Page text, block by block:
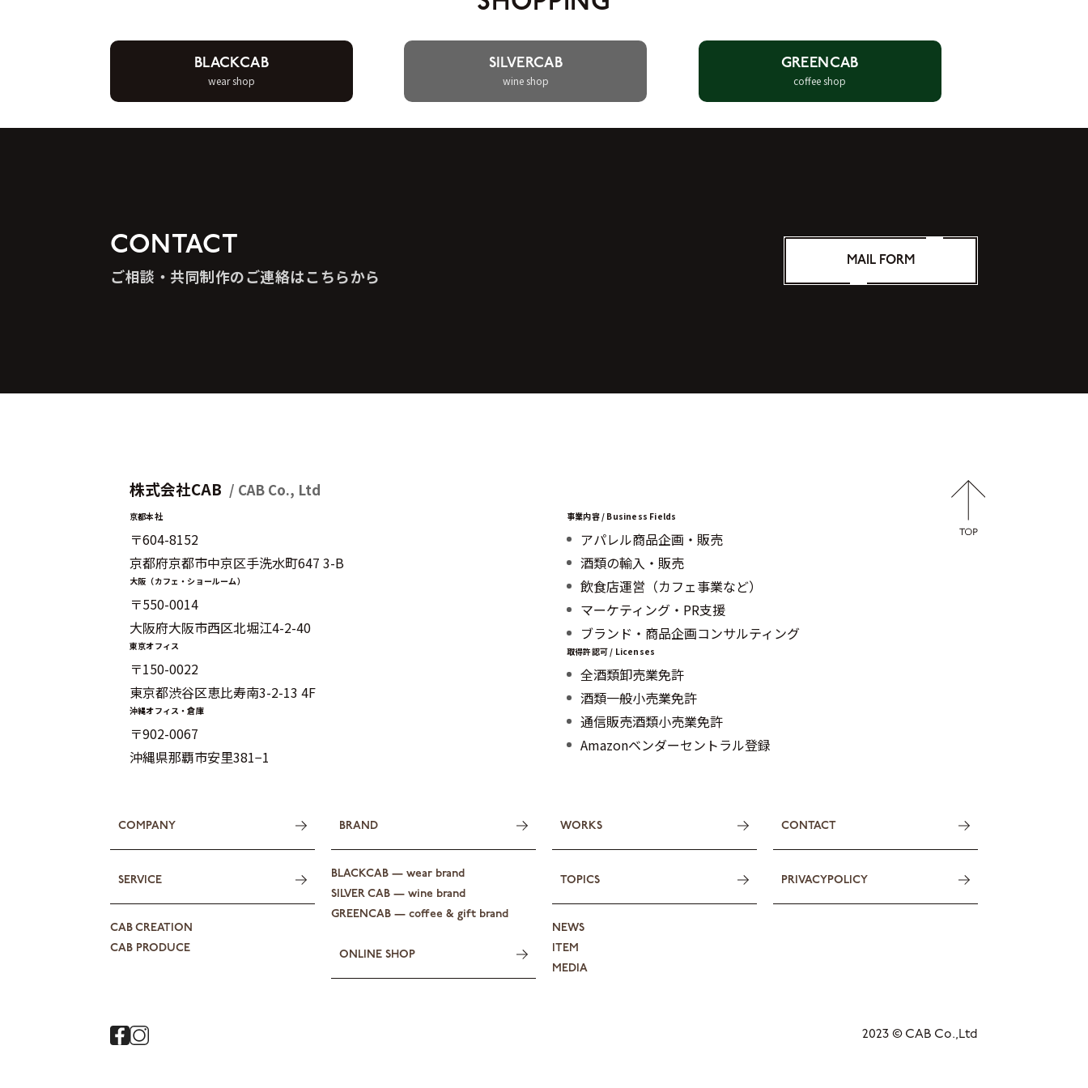
BLACKCAB
wear shop
SILVERCAB
wine shop
GREENCAB
coffee shop
CONTACT
ご相談・共同制作のご連絡はこちらから
MAIL FORM
株式会社CAB / CAB Co., Ltd
京都本社
〒604-8152
京都府京都市中京区手洗水町647 3-B
大阪（カフェ・ショールーム）
〒550-0014
大阪府大阪市西区北堀江4-2-40
東京オフィス
〒150-0022
東京都渋谷区恵比寿南3-2-13 4F
沖縄オフィス・倉庫
〒902-0067
沖縄県那覇市安里381−1
事業内容 / Business Fields
アパレル商品企画・販売
酒類の輸入・販売
飲食店運営（カフェ事業など）
マーケティング・PR支援
ブランド・商品企画コンサルティング
取得許認可 / Licenses
全酒類卸売業免許
酒類一般小売業免許
通信販売酒類小売業免許
Amazonベンダーセントラル登録
COMPANY
SERVICE
CAB CREATION
CAB PRODUCE
BRAND
BLACKCAB — wear brand
SILVER CAB — wine brand
GREENCAB — coffee & gift brand
ONLINE SHOP
WORKS
TOPICS
NEWS
ITEM
MEDIA
CONTACT
PRIVACYPOLICY
2023 © CAB Co.,Ltd